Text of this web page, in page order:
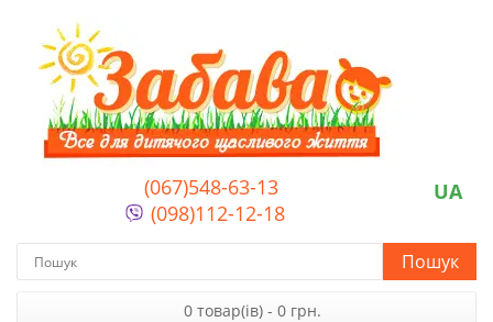
(067)548-63-13
(098)112-12-18
UA
Пошук
0 товар(ів) - 0 грн.